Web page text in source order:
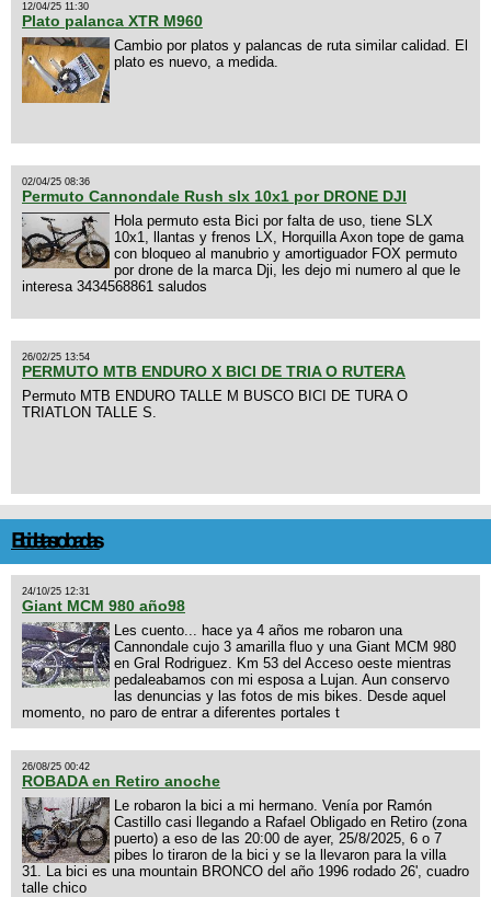
12/04/25 11:30
Plato palanca XTR M960
Cambio por platos y palancas de ruta similar calidad. El
plato es nuevo, a medida.
02/04/25 08:36
Permuto Cannondale Rush slx 10x1 por DRONE DJI
Hola permuto esta Bici por falta de uso, tiene SLX
10x1, llantas y frenos LX, Horquilla Axon tope de gama
con bloqueo al manubrio y amortiguador FOX permuto
por drone de la marca Dji, les dejo mi numero al que le
interesa 3434568861 saludos
26/02/25 13:54
PERMUTO MTB ENDURO X BICI DE TRIA O RUTERA
Permuto MTB ENDURO TALLE M BUSCO BICI DE TURA O
TRIATLON TALLE S.
Bicicletas robadas
24/10/25 12:31
Giant MCM 980 año98
Les cuento... hace ya 4 años me robaron una
Cannondale cujo 3 amarilla fluo y una Giant MCM 980
en Gral Rodriguez. Km 53 del Acceso oeste mientras
pedaleabamos con mi esposa a Lujan. Aun conservo
las denuncias y las fotos de mis bikes. Desde aquel
momento, no paro de entrar a diferentes portales t
26/08/25 00:42
ROBADA en Retiro anoche
Le robaron la bici a mi hermano. Venía por Ramón
Castillo casi llegando a Rafael Obligado en Retiro (zona
puerto) a eso de las 20:00 de ayer, 25/8/2025, 6 o 7
pibes lo tiraron de la bici y se la llevaron para la villa
31. La bici es una mountain BRONCO del año 1996 rodado 26', cuadro
talle chico